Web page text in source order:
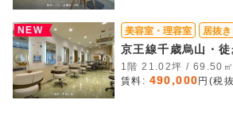
NEW 美容室・理容室 居抜き
京王線千歳烏山・
1階 21.02坪 / 69.50㎡
賃料: 490,000 円(税